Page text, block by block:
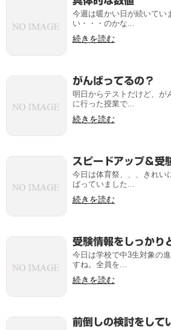
今週は暖かい日が続いてい
い・・・のかな...
続きを読む
がんばってるの？
明日からテストだけど、が
に行った授業で...
続きを読む
スピードアップ＆受
今日は体育祭、、、きれい
ばっていました...
続きを読む
受験情報をしっかり
今日は学校で中3生対象の
すね。全員を...
続きを読む
前倒しの検討をして